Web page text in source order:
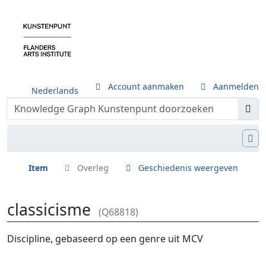
Nederlands Account aanmaken Aanmelden
Item Overleg Geschiedenis weergeven
classicisme (Q68818)
Ga naar:navigatie,zoeken
Discipline, gebaseerd op een genre uit MCV